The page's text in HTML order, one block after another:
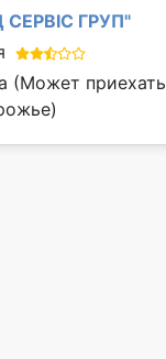
СЕРВІС ГРУП"
(Может приехать